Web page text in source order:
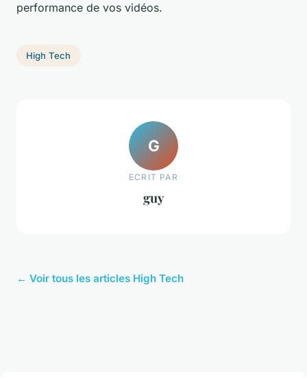
performance de vos vidéos.
High Tech
G
ECRIT PAR
guy
← Voir tous les articles High Tech